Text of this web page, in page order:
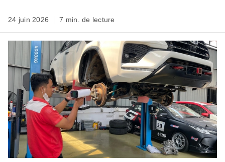
24 juin 2026 7 min. de lecture